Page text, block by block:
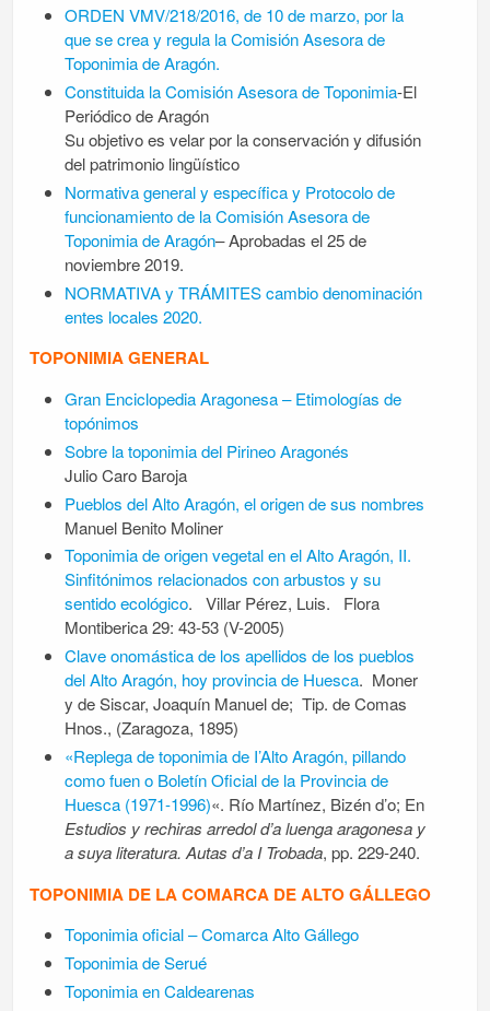
ORDEN VMV/218/2016, de 10 de marzo, por la
que se crea y regula la Comisión Asesora de
Toponimia de Aragón.
Constituida la Comisión Asesora de Toponimia-El
Periódico de Aragón
Su objetivo es velar por la conservación y difusión
del patrimonio lingüístico
Normativa general y específica y Protocolo de
funcionamiento de la Comisión Asesora de
Toponimia de Aragón– Aprobadas el 25 de
noviembre 2019.
NORMATIVA y TRÁMITES cambio denominación
entes locales 2020.
TOPONIMIA GENERAL
Gran Enciclopedia Aragonesa – Etimologías de
topónimos
Sobre la toponimia del Pirineo Aragonés
Julio Caro Baroja
Pueblos del Alto Aragón, el origen de sus nombres
Manuel Benito Moliner
Toponimia de origen vegetal en el Alto Aragón, II.
Sinfitónimos relacionados con arbustos y su
sentido ecológico. Villar Pérez, Luis. Flora
Montiberica 29: 43-53 (V-2005)
Clave onomástica de los apellidos de los pueblos
del Alto Aragón, hoy provincia de Huesca. Moner
y de Siscar, Joaquín Manuel de; Tip. de Comas
Hnos., (Zaragoza, 1895)
«Replega de toponimia de I’Alto Aragón, pillando
como fuen o Boletín Oficial de la Provincia de
Huesca (1971-1996)«. Río Martínez, Bizén d’o; En
Estudios y rechiras arredol d’a luenga aragonesa y
a suya literatura. Autas d’a I Trobada, pp. 229-240.
TOPONIMIA DE LA COMARCA DE ALTO GÁLLEGO
Toponimia oficial – Comarca Alto Gállego
Toponimia de Serué
Toponimia en Caldearenas